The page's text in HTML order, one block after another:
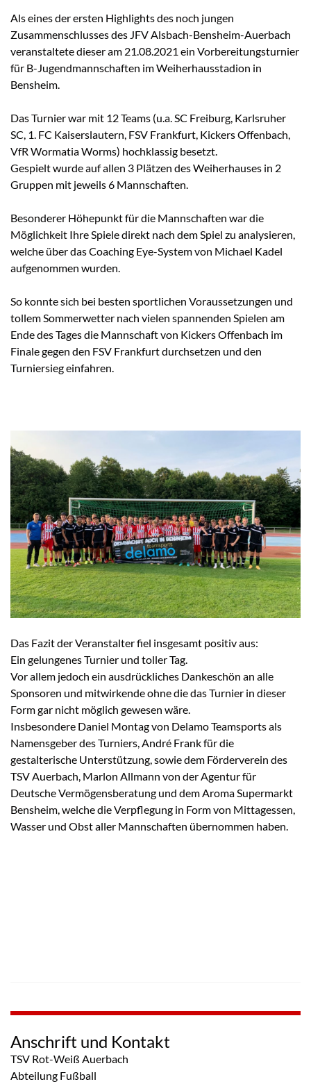
Als eines der ersten Highlights des noch jungen
Zusammenschlusses des JFV Alsbach-Bensheim-Auerbach
veranstaltete dieser am 21.08.2021 ein Vorbereitungsturnier
für B-Jugendmannschaften im Weiherhausstadion in
Bensheim.
Das Turnier war mit 12 Teams (u.a. SC Freiburg, Karlsruher
SC, 1. FC Kaiserslautern, FSV Frankfurt, Kickers Offenbach,
VfR Wormatia Worms) hochklassig besetzt.
Gespielt wurde auf allen 3 Plätzen des Weiherhauses in 2
Gruppen mit jeweils 6 Mannschaften.
Besonderer Höhepunkt für die Mannschaften war die
Möglichkeit Ihre Spiele direkt nach dem Spiel zu analysieren,
welche über das Coaching Eye-System von Michael Kadel
aufgenommen wurden.
So konnte sich bei besten sportlichen Voraussetzungen und
tollem Sommerwetter nach vielen spannenden Spielen am
Ende des Tages die Mannschaft von Kickers Offenbach im
Finale gegen den FSV Frankfurt durchsetzen und den
Turniersieg einfahren.
Das Fazit der Veranstalter fiel insgesamt positiv aus:
Ein gelungenes Turnier und toller Tag.
Vor allem jedoch ein ausdrückliches Dankeschön an alle
Sponsoren und mitwirkende ohne die das Turnier in dieser
Form gar nicht möglich gewesen wäre.
Insbesondere Daniel Montag von Delamo Teamsports als
Namensgeber des Turniers, André Frank für die
gestalterische Unterstützung, sowie dem Förderverein des
TSV Auerbach, Marlon Allmann von der Agentur für
Deutsche Vermögensberatung und dem Aroma Supermarkt
Bensheim, welche die Verpflegung in Form von Mittagessen,
Wasser und Obst aller Mannschaften übernommen haben.
Anschrift und Kontakt
TSV Rot-Weiß Auerbach
Abteilung Fußball